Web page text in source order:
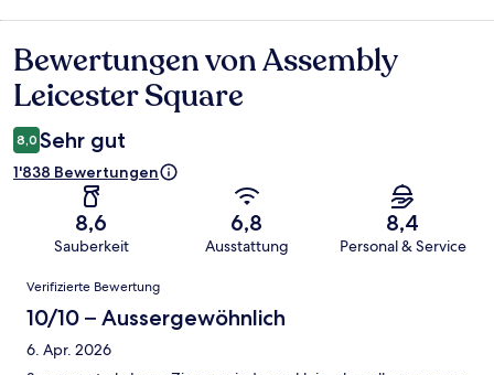
Bewertungen
Bewertungen von Assembly
Leicester Square
8,0 Sehr gut
1'838 Bewertungen
8,6
Sauberkeit
6,8
Ausstattung
8,4
Personal & Service
Bewertungen
Verifizierte Bewertung
10/10 – Aussergewöhnlich
6. Apr. 2026